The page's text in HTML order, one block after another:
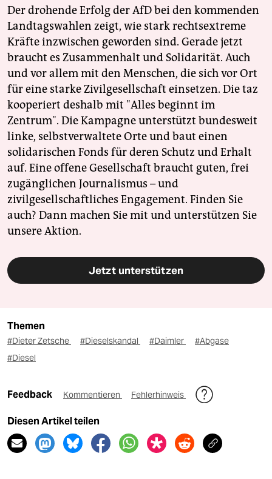
Der drohende Erfolg der AfD bei den kommenden
Landtagswahlen zeigt, wie stark rechtsextreme
Kräfte inzwischen geworden sind. Gerade jetzt
braucht es Zusammenhalt und Solidarität. Auch
und vor allem mit den Menschen, die sich vor Ort
für eine starke Zivilgesellschaft einsetzen. Die taz
kooperiert deshalb mit "Alles beginnt im
Zentrum". Die Kampagne unterstützt bundesweit
linke, selbstverwaltete Orte und baut einen
solidarischen Fonds für deren Schutz und Erhalt
auf. Eine offene Gesellschaft braucht guten, frei
zugänglichen Journalismus – und
zivilgesellschaftliches Engagement. Finden Sie
auch? Dann machen Sie mit und unterstützen Sie
unsere Aktion.
Jetzt unterstützen
Themen
#Dieter Zetsche #Dieselskandal #Daimler
#Abgase
#Diesel
Feedback Kommentieren Fehlerhinweis
Diesen Artikel teilen